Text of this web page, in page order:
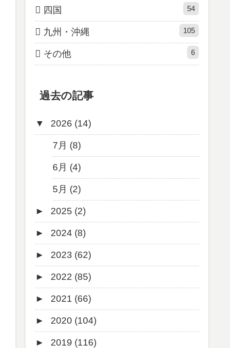
四国 54
九州・沖縄 105
その他 6
過去の記事
▼ 2026 (14)
7月 (8)
6月 (4)
5月 (2)
► 2025 (2)
12月 (1)
6月 (1)
► 2024 (8)
8月 (1)
7月 (1)
5月 (2)
4月 (3)
3月 (1)
► 2023 (62)
9月 (1)
8月 (1)
7月 (8)
6月 (5)
► 2022 (85)
12月 (3)
10月 (1)
9月 (4)
► 2021 (66)
12月 (4)
11月 (8)
► 2020 (104)
12月 (7)
► 2019 (116)